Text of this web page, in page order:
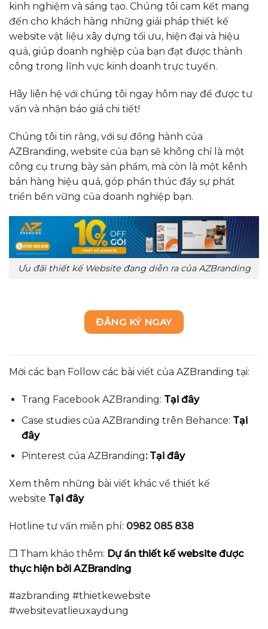
kinh nghiệm và sáng tạo. Chúng tôi cam kết mang
đến cho khách hàng những giải pháp thiết kế
website vật liệu xây dựng tối ưu, hiện đại và hiệu
quả, giúp doanh nghiệp của bạn đạt được thành
công trong lĩnh vực kinh doanh trực tuyến.
Hãy liên hệ với chúng tôi ngay hôm nay để được tư
vấn và nhận báo giá chi tiết!
Chúng tôi tin rằng, với sự đồng hành của
AZBranding, website của bạn sẽ không chỉ là một
công cụ trưng bày sản phẩm, mà còn là một kênh
bán hàng hiệu quả, góp phần thúc đẩy sự phát
triển bền vững của doanh nghiệp bạn.
Ưu đãi thiết kế Website đang diễn ra của AZBranding
ĐĂNG KÝ NGAY
Mời các bạn Follow các bài viết của AZBranding tại:
Trang Facebook AZBranding: Tại đây
Case studies của AZBranding trên Behance: Tại
đây
Pinterest của AZBranding:Tại đây
Xem thêm những bài viết khác về thiết kế
website Tại đây
Hotline tư vấn miễn phí: 0982 085 838
❐ Tham khảo thêm: Dự án thiết kế website được
thực hiện bởi AZBranding
#azbranding #thietkewebsite
#websitevatlieuxaydung